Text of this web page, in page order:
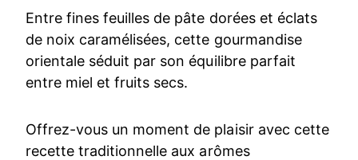
Entre fines feuilles de pâte dorées et éclats
de noix caramélisées, cette gourmandise
orientale séduit par son équilibre parfait
entre miel et fruits secs.
Offrez-vous un moment de plaisir avec cette
recette traditionnelle aux arômes